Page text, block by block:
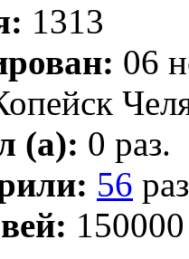
1313
06
(а): 0 раз.
56
150000